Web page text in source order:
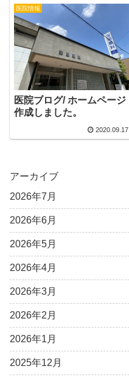
医院情報
医院ブログ/ ホームページ
作成しました。
2020.09.17
アーカイブ
2026年7月
2026年6月
2026年5月
2026年4月
2026年3月
2026年2月
2026年1月
2025年12月